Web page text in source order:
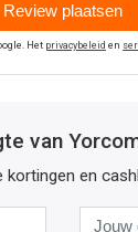
Review plaatsen
Het privacybeleid en
van
kortingen en
Jouw